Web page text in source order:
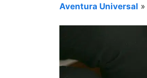
Aventura Universal »